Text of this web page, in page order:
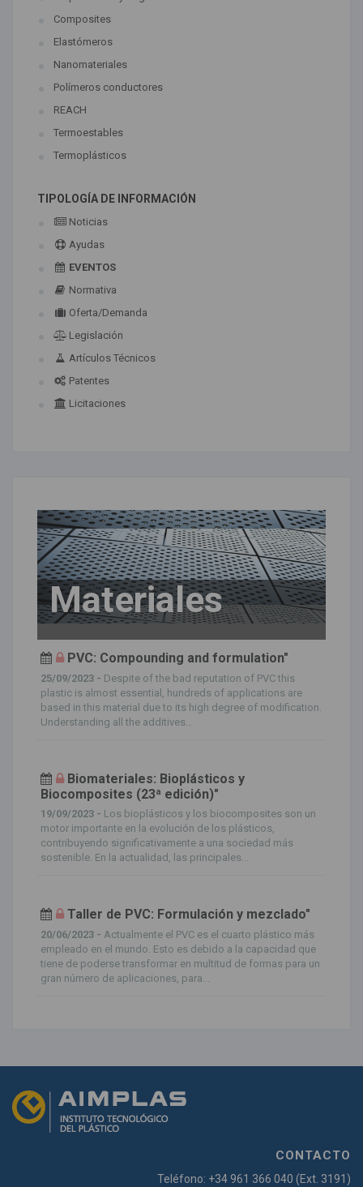
Composites
Elastómeros
Nanomateriales
Polímeros conductores
REACH
Termoestables
Termoplásticos
TIPOLOGÍA DE INFORMACIÓN
Noticias
Ayudas
EVENTOS
Normativa
Oferta/Demanda
Legislación
Artículos Técnicos
Patentes
Licitaciones
Materiales
PVC: Compounding and formulation"
25/09/2023 - Despite of the bad reputation of PVC this
plastic is almost essential, hundreds of applications are
based in this material due to its high degree of modification.
Understanding all the additives...
Biomateriales: Bioplásticos y
Biocomposites (23ª edición)"
19/09/2023 - Los bioplásticos y los biocomposites son un
motor importante en la evolución de los plásticos,
contribuyendo significativamente a una sociedad más
sostenible. En la actualidad, las principales...
Taller de PVC: Formulación y mezclado"
20/06/2023 - Actualmente el PVC es el cuarto plástico más
empleado en el mundo. Esto es debido a la capacidad que
tiene de poderse transformar en multitud de formas para un
gran número de aplicaciones, para...
CONTACTO
Teléfono: +34 961 366 040 (Ext. 3191)